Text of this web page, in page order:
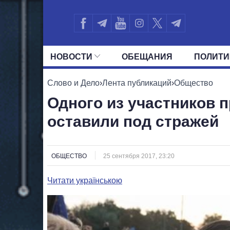
НОВОСТИ ОБЕЩАНИЯ
ВСЕ ПОЛИТИКИ ПРЕЗИДЕНТ И
Слово и Дело›Лента публикаций›Общество
Одного из участников
оставили под стражей
ОБЩЕСТВО 25 сентября 2017, 23:20
Читати українською